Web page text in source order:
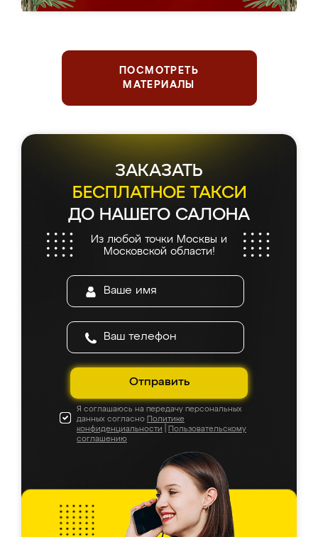
ПОСМОТРЕТЬ
МАТЕРИАЛЫ
ЗАКАЗАТЬ
БЕСПЛАТНОЕ ТАКСИ
ДО НАШЕГО САЛОНА
Из любой точки Москвы и
Московской области!
Отправить
Я соглашаюсь на передачу персональных
данных согласно Политике
конфиденциальности
Пользовательскому
соглашению